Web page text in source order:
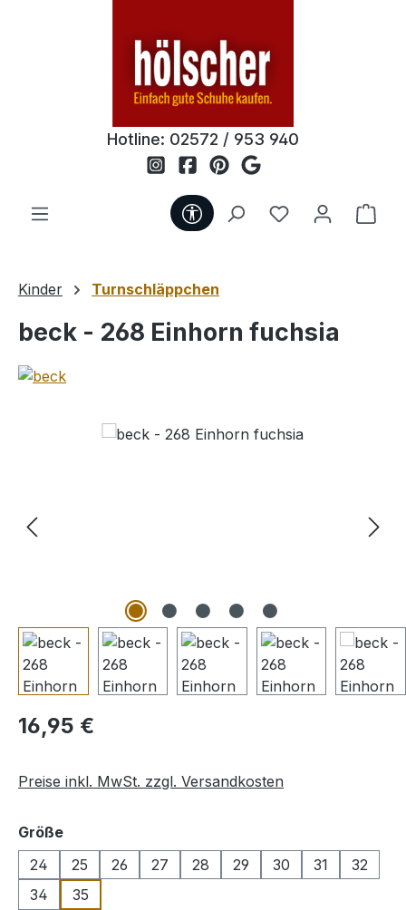
Hotline: 02572 / 953 940
Werkzeugleiste anzeigen
Du hast 0
Kinder Turnschläppchen
beck - 268 Einhorn fuchsia
Bildergalerie überspringen
Regulärer Preis:
16,95 €
Preise inkl. MwSt. zzgl. Versandkosten
Größeauswählen
24
25 26 27 28 29 30 31
32
34
35